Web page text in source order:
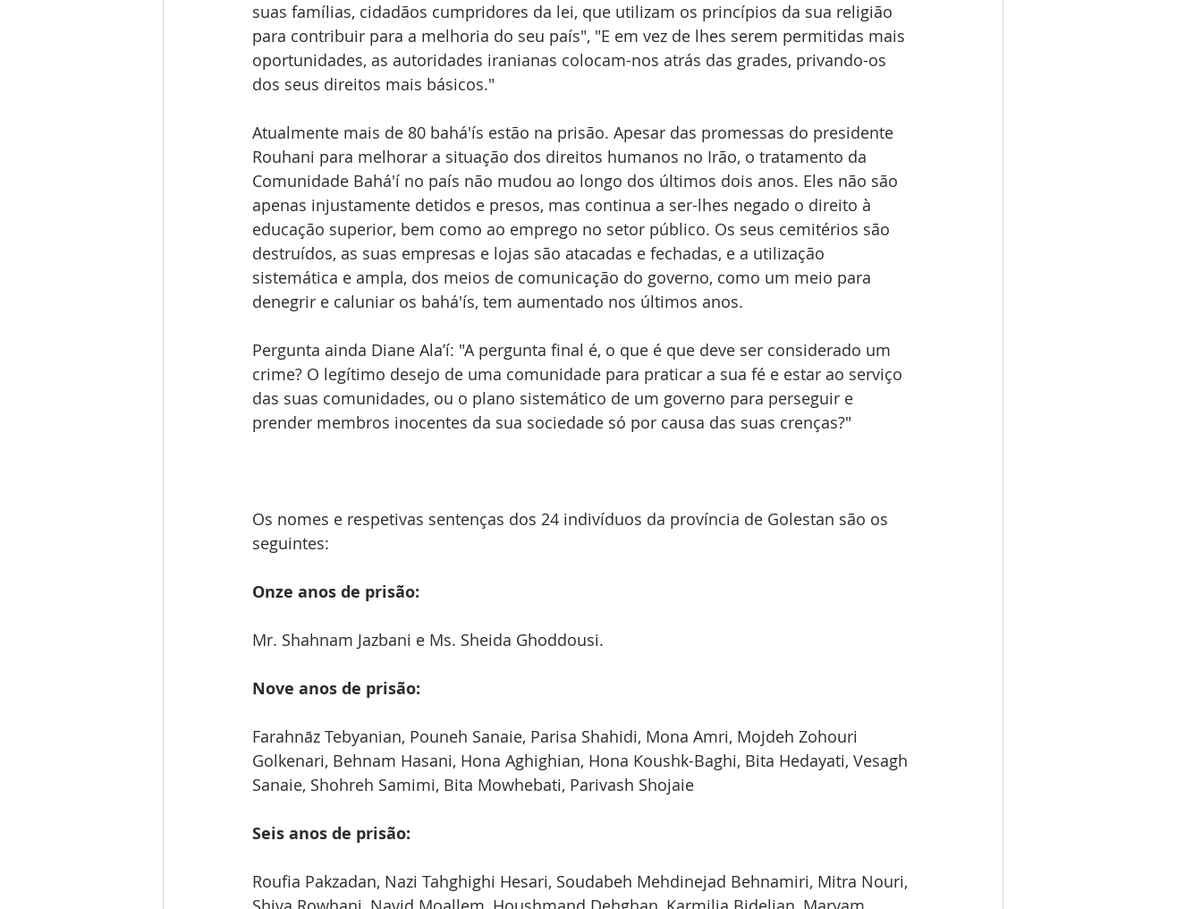
suas famílias, cidadãos cumpridores da lei, que utilizam os princípios da sua religião
para contribuir para a melhoria do seu país", "E em vez de lhes serem permitidas mais
oportunidades, as autoridades iranianas colocam-nos atrás das grades, privando-os
dos seus direitos mais básicos."
Atualmente mais de 80 bahá'ís estão na prisão. Apesar das promessas do presidente
Rouhani para melhorar a situação dos direitos humanos no Irão, o tratamento da
Comunidade Bahá'í no país não mudou ao longo dos últimos dois anos. Eles não são
apenas injustamente detidos e presos, mas continua a ser-lhes negado o direito à
educação superior, bem como ao emprego no setor público. Os seus cemitérios são
destruídos, as suas empresas e lojas são atacadas e fechadas, e a utilização
sistemática e ampla, dos meios de comunicação do governo, como um meio para
denegrir e caluniar os bahá'ís, tem aumentado nos últimos anos.
Pergunta ainda Diane Ala’í: "A pergunta final é, o que é que deve ser considerado um
crime? O legítimo desejo de uma comunidade para praticar a sua fé e estar ao serviço
das suas comunidades, ou o plano sistemático de um governo para perseguir e
prender membros inocentes da sua sociedade só por causa das suas crenças?"
Os nomes e respetivas sentenças dos 24 indivíduos da província de Golestan são os
seguintes:
Onze anos de prisão:
Mr. Shahnam Jazbani e Ms. Sheida Ghoddousi.
Nove anos de prisão:
Farahnāz Tebyanian, Pouneh Sanaie, Parisa Shahidi, Mona Amri, Mojdeh Zohouri
Golkenari, Behnam Hasani, Hona Aghighian, Hona Koushk-Baghi, Bita Hedayati, Vesagh
Sanaie, Shohreh Samimi, Bita Mowhebati, Parivash Shojaie
Seis anos de prisão:
Roufia Pakzadan, Nazi Tahghighi Hesari, Soudabeh Mehdinejad Behnamiri, Mitra Nouri,